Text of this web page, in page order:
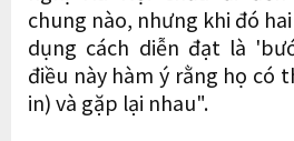
chung nào, nhưng khi đó
dụng cách diễn đạt là
điều này hàm ý rằng họ có
in) và gặp lại nhau".